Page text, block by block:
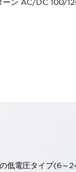
ットの安全対策
低電圧タイプ(6～